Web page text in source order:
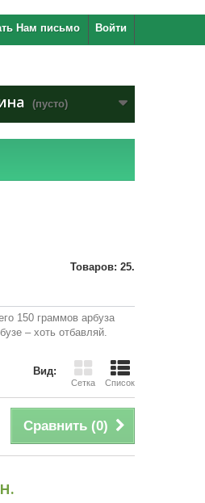
Войти
Нам письмо
(пусто)
Товаров: 25.
150 граммов арбуза
– хоть отбавляй.
Вид:
Сетка Список
Сравнить (0)